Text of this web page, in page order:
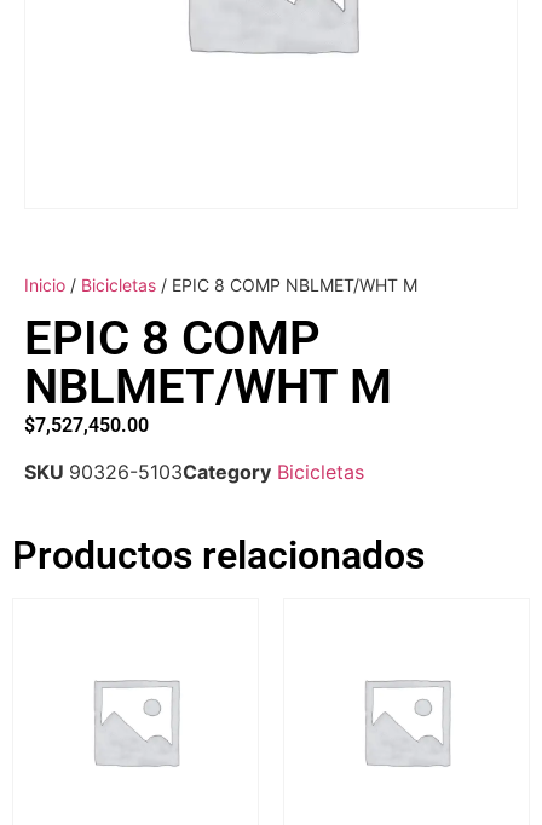
Inicio / Bicicletas / EPIC 8 COMP NBLMET/WHT M
EPIC 8 COMP
NBLMET/WHT M
$7,527,450.00
SKU 90326-5103Category Bicicletas
Productos relacionados